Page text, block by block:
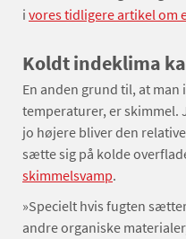
i vores tidligere artikel om
Koldt indeklima
En anden grund til, at
temperaturer, er skimmel.
jo højere bliver den
sætte sig på kolde
skimmelsvamp.
»Specielt hvis fugten
andre organiske